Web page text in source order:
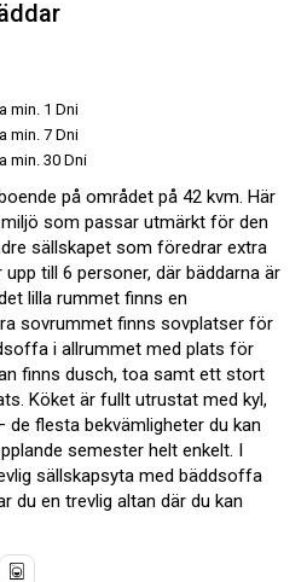
min. 1 Dni
min. 7 Dni
min. 30 Dni
på området på 42 kvm. Här
som passar utmärkt för den
sällskapet som föredrar extra
till 6 personer, där bäddarna är
lilla rummet finns en
sovrummet finns sovplatser för
i allrummet med plats för
finns dusch, toa samt ett stort
Köket är fullt utrustat med kyl,
flesta bekvämligheter du kan
semester helt enkelt. I
sällskapsyta med bäddsoffa
du en trevlig altan där du kan